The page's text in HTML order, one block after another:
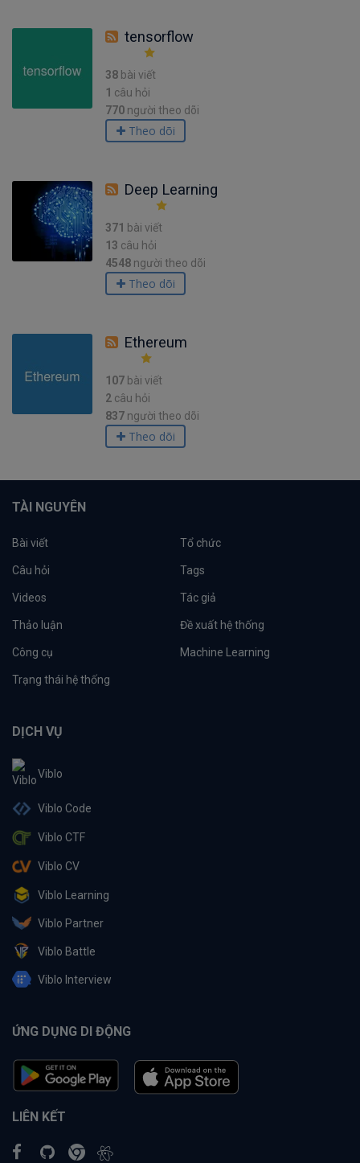
tensorflow
38 bài viết
1 câu hỏi
770 người theo dõi
Theo dõi
Deep Learning
371 bài viết
13 câu hỏi
4548 người theo dõi
Theo dõi
Ethereum
107 bài viết
2 câu hỏi
837 người theo dõi
Theo dõi
TÀI NGUYÊN
Bài viết Tổ chức
Câu hỏi Tags
Videos Tác giả
Thảo luận Đề xuất hệ thống
Công cụ Machine Learning
Trạng thái hệ thống
DỊCH VỤ
Viblo
Viblo Code
Viblo CTF
Viblo CV
Viblo Learning
Viblo Partner
Viblo Battle
Viblo Interview
ỨNG DỤNG DI ĐỘNG
LIÊN KẾT